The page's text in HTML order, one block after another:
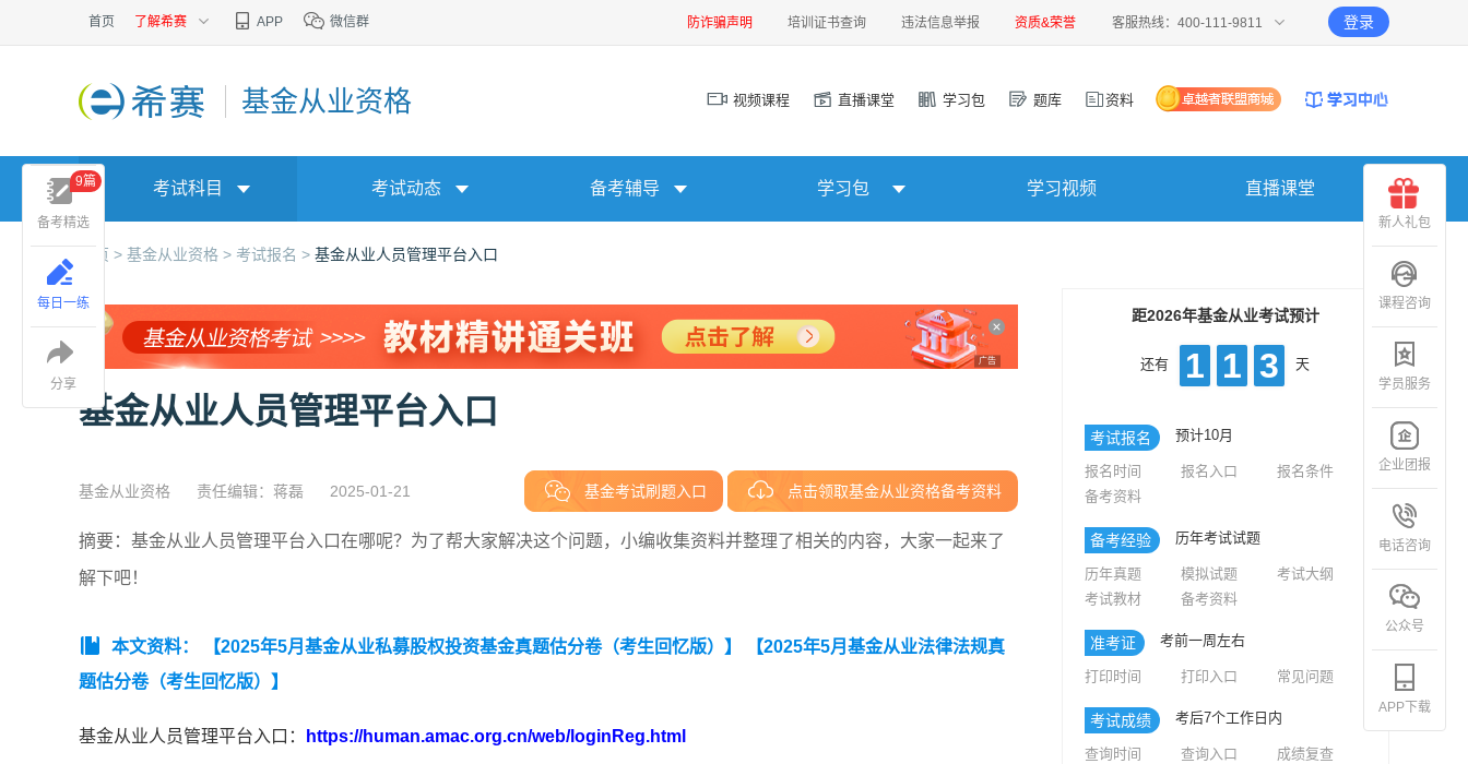
首页 了解希赛 APP 微信群 防诈骗声明 培训证书查询 违法信息举报 资质&荣誉 客服热线：400-111-9811 登录
基金从业资格 视频课程 直播课堂 学习包 题库 资料
考试科目 考试动态 备考辅导 学习包 学习视频 直播课堂
首页 > 基金从业资格 > 考试报名 > 基金从业人员管理平台入口
广告
基金从业人员管理平台入口
基金从业资格 责任编辑：蒋磊 2025-01-21 基金考试刷题入口 点击领取基金从业资格备考资料
摘要：基金从业人员管理平台入口在哪呢？为了帮大家解决这个问题，小编收集资料并整理了相关的内容，大家一起来了
解下吧！
本文资料： 【2025年5月基金从业私募股权投资基金真题估分卷（考生回忆版）】
【2025年5月基金从业法律法规真
题估分卷（考生回忆版）】
基金从业人员管理平台入口： https://human.amac.org.cn/web/loginReg.html
距2026年基金从业考试预计
还有 1 1 3 天
考试报名 预计10月
报名时间 报名入口
报名条件
备考资料
备考经验 历年考试试题
历年真题 模拟试题
考试大纲
考试教材
备考资料
准考证 考前一周左右
打印时间 打印入口 常见问题
考试成绩 考后7个工作日内
查询时间 查询入口 成绩复查
备考精选
9篇
每日一练
分享
新人礼包
课程咨询
学员服务
企业团报
电话咨询
公众号
APP下载